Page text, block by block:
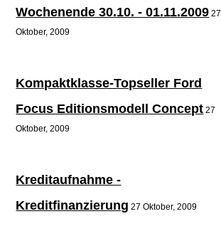
Wochenende 30.10. - 01.11.2009 27
Oktober, 2009
Kompaktklasse-Topseller Ford
Focus Editionsmodell Concept 27
Oktober, 2009
Kreditaufnahme -
Kreditfinanzierung 27 Oktober, 2009